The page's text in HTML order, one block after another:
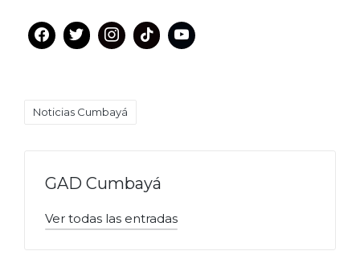
Noticias Cumbayá
GAD Cumbayá
Ver todas las entradas